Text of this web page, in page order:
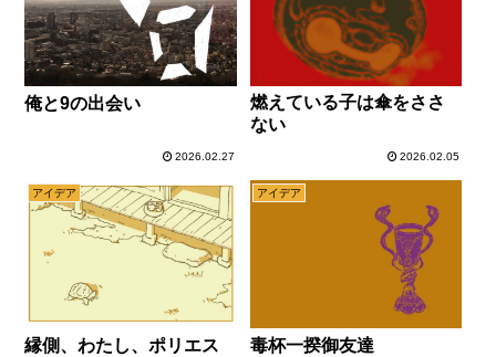
俺と9の出会い
2026.02.27
燃えている子は傘をささ
ない
2026.02.05
アイデア
縁側、わたし、ポリエス
アイデア
毒杯一揆御友達